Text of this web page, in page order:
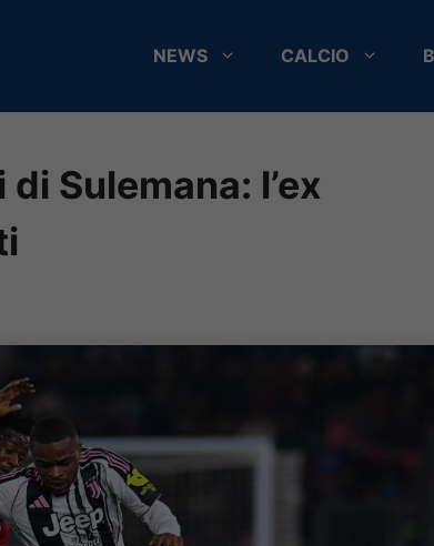
NEWS CALCIO
Sulemana: l’ex